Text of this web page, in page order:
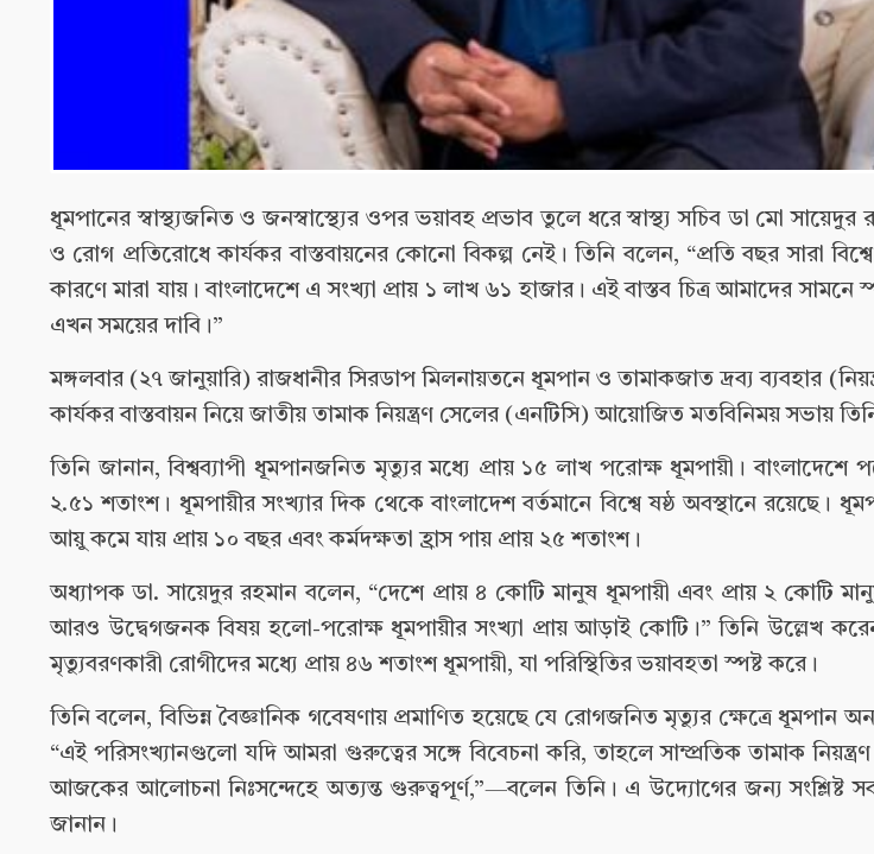
ধূমপানের স্বাস্থ্যজনিত ও জনস্বাস্থ্যের ওপর ভয়াবহ প্রভাব তুলে ধরে স্বাস্থ্য সচিব ডা মো
ও রোগ প্রতিরোধে কার্যকর বাস্তবায়নের কোনো বিকল্প নেই। তিনি বলেন, “প্রতি বছর সারা
কারণে মারা যায়। বাংলাদেশে এ সংখ্যা প্রায় ১ লাখ ৬১ হাজার। এই বাস্তব চিত্র আমাদের সামনে
এখন সময়ের দাবি।”
মঙ্গলবার (২৭ জানুয়ারি) রাজধানীর সিরডাপ মিলনায়তনে ধূমপান ও তামাকজাত দ্রব্য ব্যবহার
কার্যকর বাস্তবায়ন নিয়ে জাতীয় তামাক নিয়ন্ত্রণ সেলের (এনটিসি) আয়োজিত মতবিনিময় সভায়
তিনি জানান, বিশ্বব্যাপী ধূমপানজনিত মৃত্যুর মধ্যে প্রায় ১৫ লাখ পরোক্ষ ধূমপায়ী। বাংলাদেশে
২.৫১ শতাংশ। ধূমপায়ীর সংখ্যার দিক থেকে বাংলাদেশ বর্তমানে বিশ্বে ষষ্ঠ অবস্থানে রয়েছে।
আয়ু কমে যায় প্রায় ১০ বছর এবং কর্মদক্ষতা হ্রাস পায় প্রায় ২৫ শতাংশ।
অধ্যাপক ডা. সায়েদুর রহমান বলেন, “দেশে প্রায় ৪ কোটি মানুষ ধূমপায়ী এবং প্রায় ২ কোটি
আরও উদ্বেগজনক বিষয় হলো-পরোক্ষ ধূমপায়ীর সংখ্যা প্রায় আড়াই কোটি।” তিনি উল্লেখ করেন,
মৃত্যুবরণকারী রোগীদের মধ্যে প্রায় ৪৬ শতাংশ ধূমপায়ী, যা পরিস্থিতির ভয়াবহতা স্পষ্ট করে।
তিনি বলেন, বিভিন্ন বৈজ্ঞানিক গবেষণায় প্রমাণিত হয়েছে যে রোগজনিত মৃত্যুর ক্ষেত্রে ধূমপান
“এই পরিসংখ্যানগুলো যদি আমরা গুরুত্বের সঙ্গে বিবেচনা করি, তাহলে সাম্প্রতিক তামাক
আজকের আলোচনা নিঃসন্দেহে অত্যন্ত গুরুত্বপূর্ণ,”—বলেন তিনি। এ উদ্যোগের জন্য সংশ্লিষ্ট
জানান।